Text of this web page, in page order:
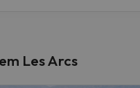
Les Arcs